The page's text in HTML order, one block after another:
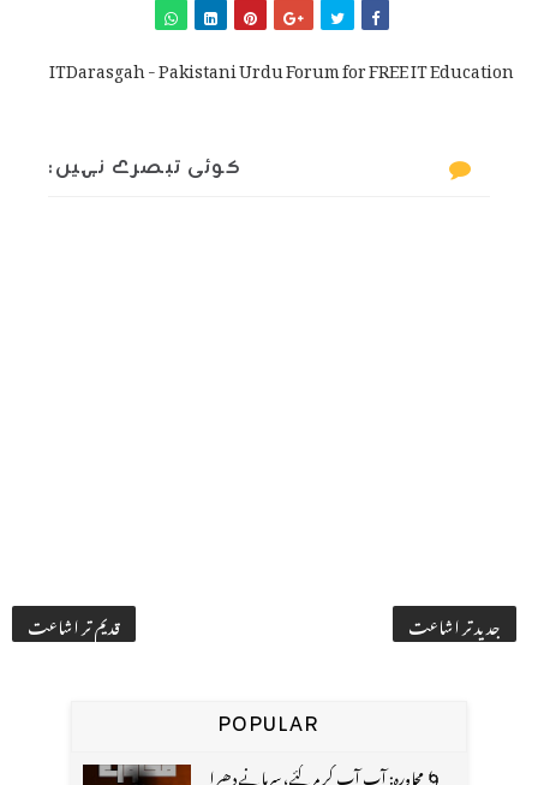
ITDarasgah - Pakistani Urdu Forum for FREE IT Education
کوئی تبصرے نہیں:
جدید تر اشاعت قدیم تر اشاعت
POPULAR
🌀 محاورہ: آب آب کر مر گئے، سرہانے دھرا